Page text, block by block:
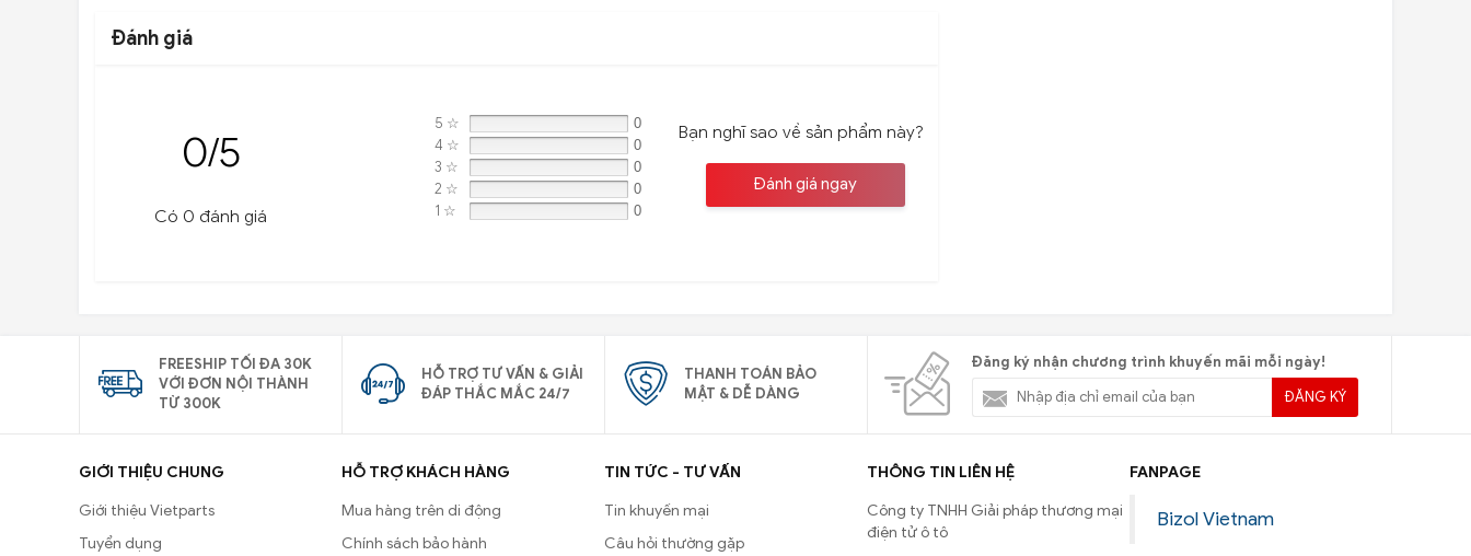
Đánh giá
0/5
Có 0 đánh giá
5 ☆ 0
4 ☆ 0
3 ☆ 0
2 ☆ 0
1 ☆ 0
Bạn nghĩ sao về sản phẩm này?
Đánh giá ngay
FREESHIP TỐI ĐA 30K
VỚI ĐƠN NỘI THÀNH
TỪ 300K
HỖ TRỢ TƯ VẤN & GIẢI
ĐÁP THẮC MẮC 24/7
THANH TOÁN BẢO
MẬT & DỄ DÀNG
Đăng ký nhận chương trình khuyến mãi mỗi ngày!
ĐĂNG KÝ
GIỚI THIỆU CHUNG
Giới thiệu Vietparts
Tuyển dụng
HỖ TRỢ KHÁCH HÀNG
Mua hàng trên di động
Chính sách bảo hành
TIN TỨC - TƯ VẤN
Tin khuyến mại
Câu hỏi thường gặp
THÔNG TIN LIÊN HỆ
Công ty TNHH Giải pháp thương mại
điện tử ô tô
FANPAGE
Bizol Vietnam